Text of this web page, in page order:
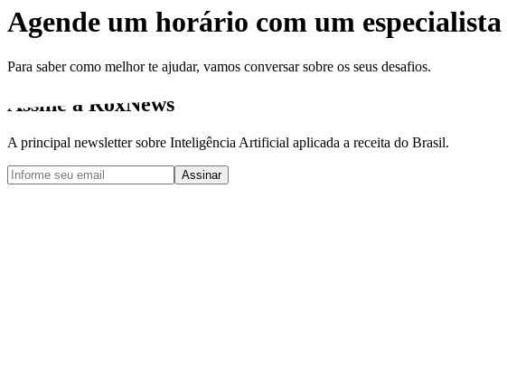
Agende um horário com um
Para saber como melhor te ajudar, vamos conversar sobre os seus desafios.
Assine a RoxNews
A principal newsletter sobre Inteligência Artificial aplicada a receita do Brasil.
Endereço de email para newsletterAssinar